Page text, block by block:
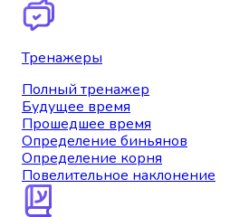
Тренажеры
Полный тренажер
Будущее время
Прошедшее время
Определение биньянов
Определение корня
Повелительное наклонение